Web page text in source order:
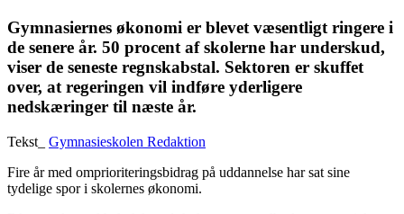
Gymnasiernes økonomi er blevet væsentligt ringere i
de senere år. 50 procent af skolerne har underskud,
viser de seneste regnskabstal. Sektoren er skuffet
over, at regeringen vil indføre yderligere
nedskæringer til næste år.
Tekst_ Gymnasieskolen Redaktion
Fire år med omprioriteringsbidrag på uddannelse har sat sine
tydelige spor i skolernes økonomi.